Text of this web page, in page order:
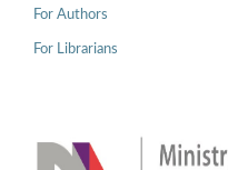
For Authors
For Librarians